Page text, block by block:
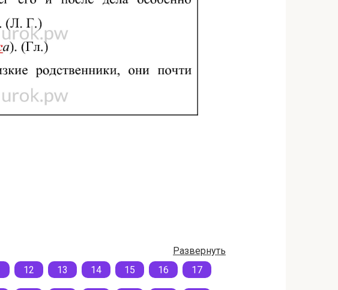
Развернуть
12 13 14 15 16 17